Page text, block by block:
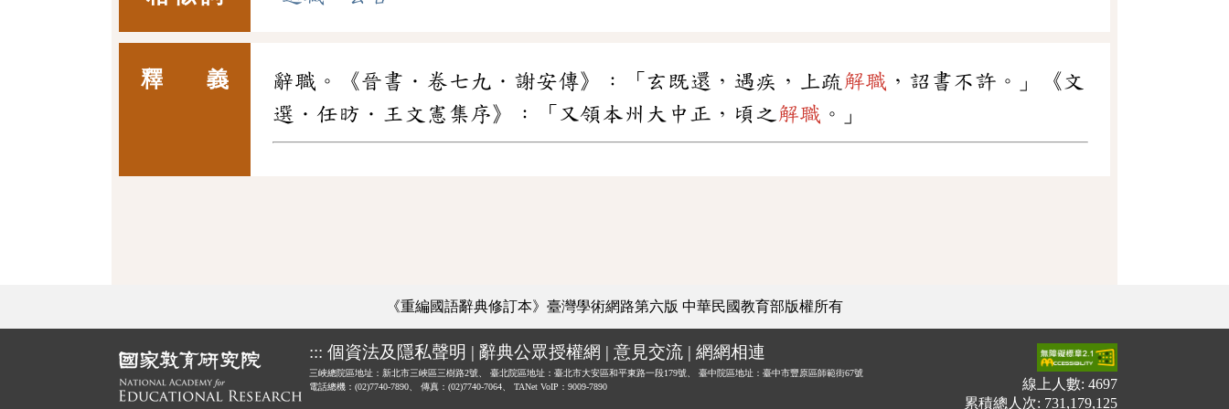
釋 義 辭職。《晉書．卷七九．謝安傳》：「玄既還，遇疾，上疏 解職 ，詔書不許。」《文
選．任昉．王文憲集序》：「又領本州大中正，頃之解職 。」
《重編國語辭典修訂本》臺灣學術網路第六版 中華民國教育部版權所有
::: 個資法及隱私聲明 | 辭典公眾授權網 | 意見交流 | 網網相連
三峽總院區地址：新北市三峽區三樹路2號、 臺北院區地址：臺北市大安區和平東路一段179號、
臺中院區地址：臺中市豐原區師範街67號
電話總機：(02)7740-7890、
傳真：(02)7740-7064、 TANet VoIP：9009-7890
線上人數: 4697
累積總人次: 731,179,125